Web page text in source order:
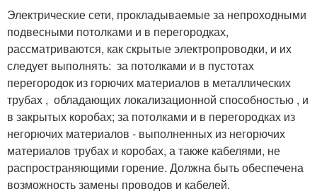
Электрические сети, прокладываемые за непроходными
подвесными потолками и в перегородках,
рассматриваются, как скрытые электропроводки, и их
следует выполнять: за потолками и в пустотах
перегородок из горючих материалов в металлических
трубах , обладающих локализационной способностью , и
в закрытых коробах; за потолками и в перегородках из
негорючих материалов - выполненных из негорючих
материалов трубах и коробах, а также кабелями, не
распространяющими горение. Должна быть обеспечена
возможность замены проводов и кабелей.